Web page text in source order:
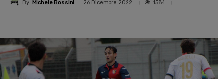
By Michele Bossini 26 Dicembre 2022 1584